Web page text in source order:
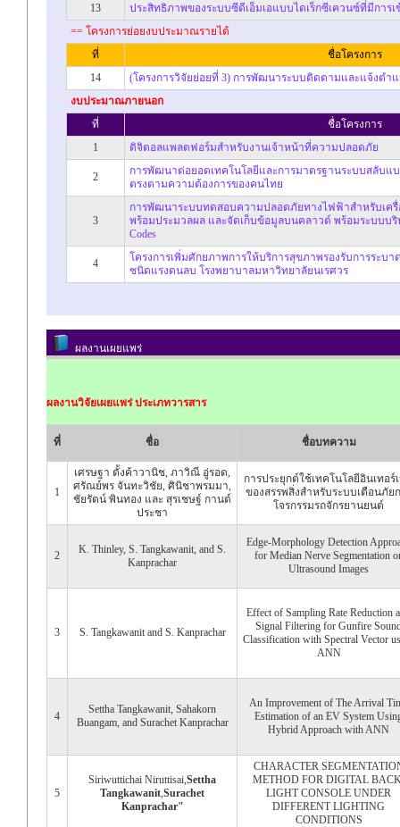
13
ประสิทธิภาพของระบบซีดีเอ็มเอแบบไดเร็กซีเควนซ์ที่มีการเ
== โครงการย่อยงบประมาณรายได้
ที่
ชื่อโครงการ
14
(โครงการวิจัยย่อยที่ 3) การพัฒนาระบบติดตามและแจ้งตำ
งบประมาณภายนอก
ที่
ชื่อโครงการ
1
ดิจิตอลแพลตฟอร์มสำหรับงานเจ้าหน้าที่ความปลอดภัย
2
การพัฒนาต่อยอดเทคโนโลยีและการมาตรฐานระบบสลับแ
ตรงตามความต้องการของคนไทย
3
การพัฒนาระบบทดสอบความปลอดภัยทางไฟฟ้าสำหรับเค
พร้อมประมวลผล และจัดเก็บข้อมูลบนคลาวด์ พร้อมระบบบริ
Codes
4
โครงการเพิ่มศักยภาพการให้บริการสุขภาพรองรับการระบ
ชนิดแรงดนลบ โรงพยาบาลมหาวิทยาลัยนเรศวร
ผลงานเผยแพร่
ผลงานวิจัยเผยแพร่ ประเภทวารสาร
ที่ ชื่อ ชื่อบทความ
1
เศรษฐา ตั้งค้าวานิช, ภาวิณี อู่รอด,
ศรัณย์พร จันทะวิชัย, ศินิชาพรมมา,
ชัยรัตน์ พินทอง และ สุรเชษฐ์ กานต์
ประชา
การประยุกต์ใช้เทคโนโลยีอินเทอร์
ของสรรพสิ่งสำหรับระบบเตือนภัย
โจรกรรมรถจักรยานยนต์
2
K. Thinley, S. Tangkawanit, and S.
Kanprachar
Edge-Morphology Detection
for Median Nerve Segmentation
Ultrasound Images
3 S. Tangkawanit and S. Kanprachar
Effect of Sampling Rate Reduction
Signal Filtering for Gunfire
Classification with Spectral Vector
ANN
4
Settha Tangkawanit, Sahakorn
Buangam, and Surachet Kanprachar
An Improvement of The Arrival
Estimation of an EV System
Hybrid Approach with ANN
5
Siriwuttichai Niruttisai, Settha
Tangkawanit Surachet
Kanprachar"
CHARACTER
METHOD FOR DIGITAL
LIGHT CONSOLE UNDER
DIFFERENT LIGHTING
CONDITIONS